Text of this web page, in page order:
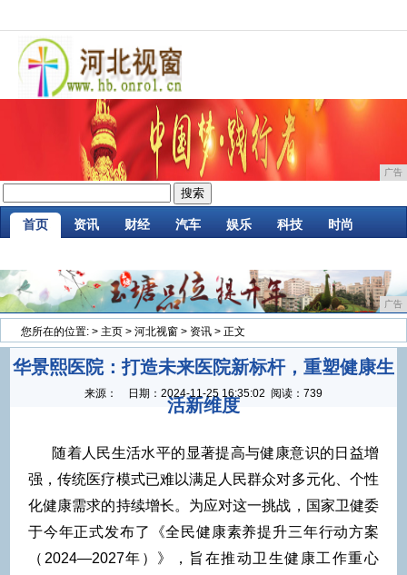
广告
首页 资讯 财经 汽车 娱乐 科技 时尚
广告
您所在的位置: > 主页 > 河北视窗 > 资讯 > 正文
华景熙医院：打造未来医院新标杆，重塑健康生
活新维度
来源： 日期： 2024-11-25 16:35:02 阅读：739
随着人民生活水平的显著提高与健康意识的日益增
强，传统医疗模式已难以满足人民群众对多元化、个性
化健康需求的持续增长。为应对这一挑战，国家卫健委
于今年正式发布了《全民健康素养提升三年行动方案
（2024—2027年）》，旨在推动卫生健康工作重心